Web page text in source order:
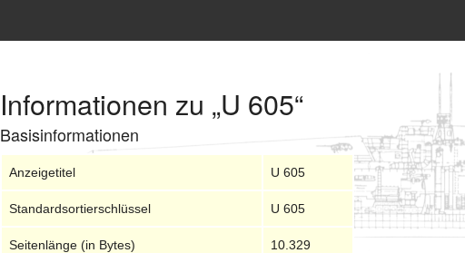
Informationen zu „U 605“
Basisinformationen
Anzeigetitel U 605
Standardsortierschlüssel U 605
Seitenlänge (in Bytes) 10.329